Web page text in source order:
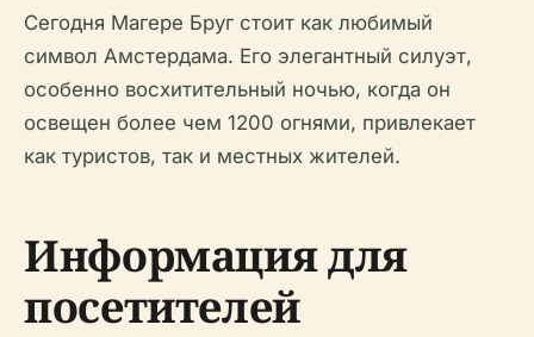
Сегодня Магере Бруг стоит как любимый
символ Амстердама. Его элегантный силуэт,
особенно восхитительный ночью, когда он
освещен более чем 1200 огнями, привлекает
как туристов, так и местных жителей.
Информация для
посетителей